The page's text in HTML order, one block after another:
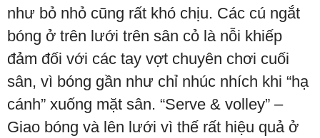
như bỏ nhỏ cũng rất khó chịu. Các cú ngắt
bóng ở trên lưới trên sân cỏ là nỗi khiếp
đảm đối với các tay vợt chuyên chơi cuối
sân, vì bóng gần như chỉ nhúc nhích khi “hạ
cánh” xuống mặt sân. “Serve & volley” –
Giao bóng và lên lưới vì thế rất hiệu quả ở